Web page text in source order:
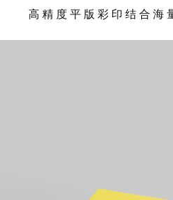
高 精 度 平 版 彩 印 结 合 海